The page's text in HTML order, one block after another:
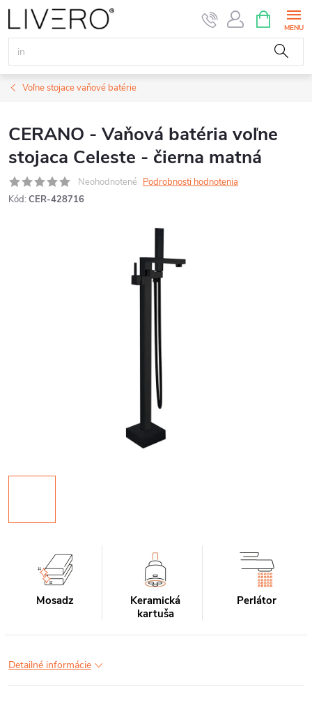
Prejsť
na
obsah
KOŠÍK
Voľne stojace vaňové batérie
CERANO - Vaňová batéria voľne
stojaca Celeste - čierna matná
Neohodnotené Podrobnosti hodnotenia
Kód: CER-428716
Mosadz
Keramická
kartuša
Perlátor
Detailné informácie